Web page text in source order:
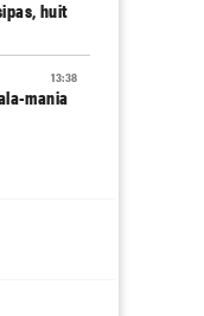
huit
13:38
mania